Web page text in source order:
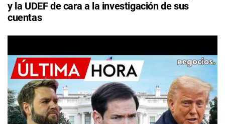
y la UDEF de cara a la investigación de sus
cuentas